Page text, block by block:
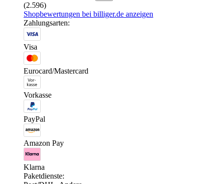
(2.596)
Shopbewertungen bei billiger.de anzeigen
Zahlungsarten:
Visa
Eurocard/Mastercard
Vorkasse
PayPal
Amazon Pay
Klarna
Paketdienste: